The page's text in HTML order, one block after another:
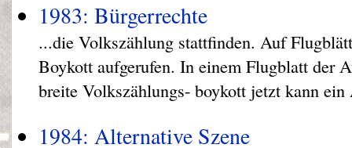
1983: Bürgerrechte
...die Volkszählung stattfinden. Auf
Boykott aufgerufen. In einem Flugblatt der
breite Volkszählungs- boykott jetzt kann
1984: Alternative Szene